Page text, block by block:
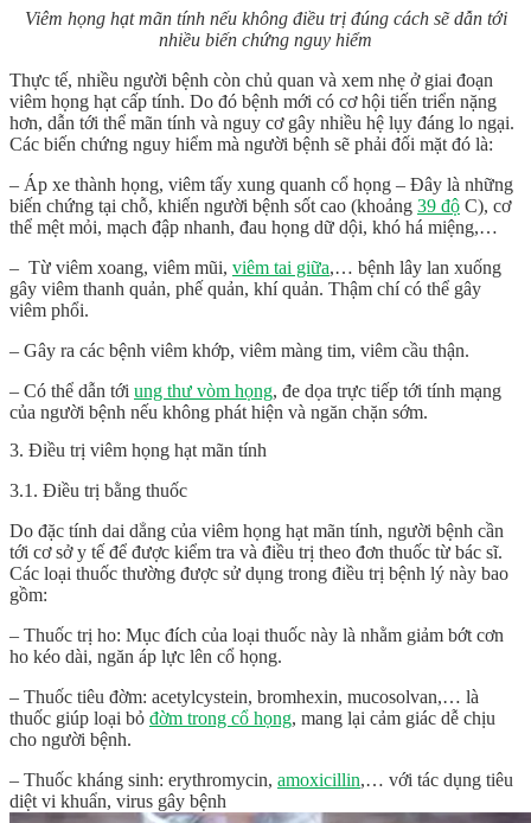
Viêm họng hạt mãn tính nếu không điều trị đúng cách sẽ dẫn tới
nhiều biến chứng nguy hiểm
Thực tế, nhiều người bệnh còn chủ quan và xem nhẹ ở giai đoạn
viêm họng hạt cấp tính. Do đó bệnh mới có cơ hội tiến triển nặng
hơn, dẫn tới thể mãn tính và nguy cơ gây nhiều hệ lụy đáng lo ngại.
Các biến chứng nguy hiểm mà người bệnh sẽ phải đối mặt đó là:
– Áp xe thành họng, viêm tấy xung quanh cổ họng – Đây là những
biến chứng tại chỗ, khiến người bệnh sốt cao (khoảng 39 độ C), cơ
thể mệt mỏi, mạch đập nhanh, đau họng dữ dội, khó há miệng,…
– Từ viêm xoang, viêm mũi, viêm tai giữa,… bệnh lây lan xuống
gây viêm thanh quản, phế quản, khí quản. Thậm chí có thể gây
viêm phổi.
– Gây ra các bệnh viêm khớp, viêm màng tim, viêm cầu thận.
– Có thể dẫn tới ung thư vòm họng, đe dọa trực tiếp tới tính mạng
của người bệnh nếu không phát hiện và ngăn chặn sớm.
3. Điều trị viêm họng hạt mãn tính
3.1. Điều trị bằng thuốc
Do đặc tính dai dẳng của viêm họng hạt mãn tính, người bệnh cần
tới cơ sở y tế để được kiểm tra và điều trị theo đơn thuốc từ bác sĩ.
Các loại thuốc thường được sử dụng trong điều trị bệnh lý này bao
gồm:
– Thuốc trị ho: Mục đích của loại thuốc này là nhằm giảm bớt cơn
ho kéo dài, ngăn áp lực lên cổ họng.
– Thuốc tiêu đờm: acetylcystein, bromhexin, mucosolvan,… là
thuốc giúp loại bỏ đờm trong cổ họng, mang lại cảm giác dễ chịu
cho người bệnh.
– Thuốc kháng sinh: erythromycin, amoxicillin,… với tác dụng tiêu
diệt vi khuẩn, virus gây bệnh